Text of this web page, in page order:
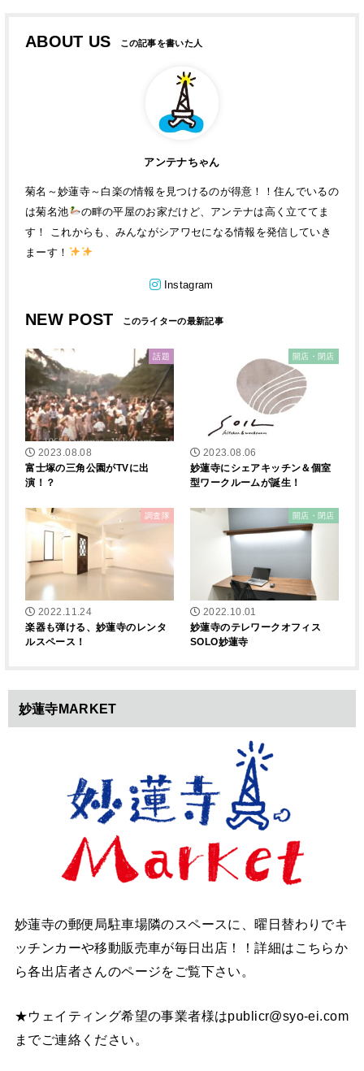
ABOUT US
アンテナちゃん
菊名～妙蓮寺～白楽の情報を見つけるのが得意！！住んでいるの
は菊名池
の畔の平屋のお家だけど、アンテナは高く立ててま
す！ これからも、みんながシアワセになる情報を発信していき
まーす！
Instagram
NEW POST
話題
2023.08.08
富士塚の三角公園がTVに出
演！？
開店・閉店
2023.08.06
妙蓮寺にシェアキッチン＆個室
型ワークルームが誕生！
調査隊
2022.11.24
楽器も弾ける、妙蓮寺のレンタ
ルスペース！
開店・閉店
2022.10.01
妙蓮寺のテレワークオフィス
SOLO妙蓮寺
妙蓮寺MARKET
妙蓮寺の郵便局駐車場隣のスペースに、曜日替わりでキ
ッチンカーや移動販売車が毎日出店！！詳細はこちらか
ら各出店者さんのページをご覧下さい。
★ウェイティング希望の事業者様はpublicr@syo-ei.com
までご連絡ください。